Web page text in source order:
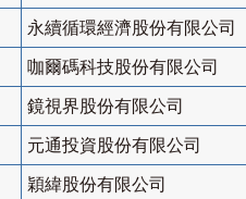
永續循環經濟股份有限公司
咖爾碼科技股份有限公司
鏡視界股份有限公司
元通投資股份有限公司
穎緯股份有限公司